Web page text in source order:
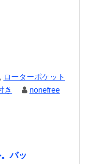
, ローターポケット
き
nonefree
バッ